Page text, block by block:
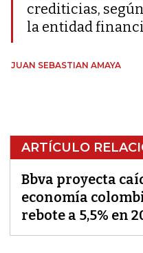
crediticias,
la entidad
JUAN SEBASTIAN AMAYA
ARTÍCULO
Bbva proyecta
economía
rebote a 5,5% en